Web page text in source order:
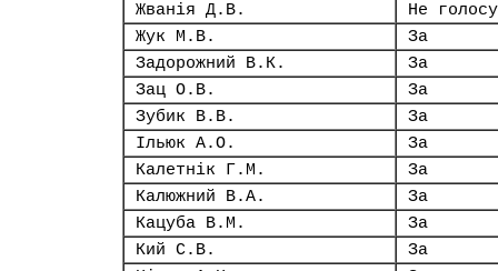
Жванія Д.В.
Не
Жук М.В.
За
Задорожний В.К.
За
Зац О.В.
За
Зубик В.В.
За
Ільюк А.О.
За
Калетнік Г.М.
За
Калюжний В.А.
За
Кацуба В.М.
За
Кий С.В.
За